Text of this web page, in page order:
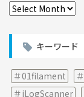
ア
ー
カ
ブ
キーワード
01filament
iLogScanner